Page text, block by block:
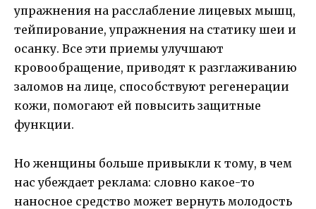
упражнения на расслабление лицевых мышц,
тейпирование, упражнения на статику шеи и
осанку. Все эти приемы улучшают
кровообращение, приводят к разглаживанию
заломов на лице, способствуют регенерации
кожи, помогают ей повысить защитные
функции.
Но женщины больше привыкли к тому, в чем
нас убеждает реклама: словно какое-то
наносное средство может вернуть молодость